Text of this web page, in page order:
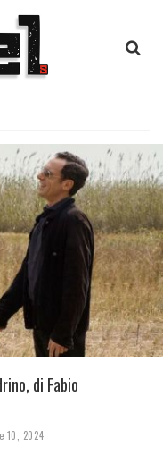
di Fabio
10, 2024